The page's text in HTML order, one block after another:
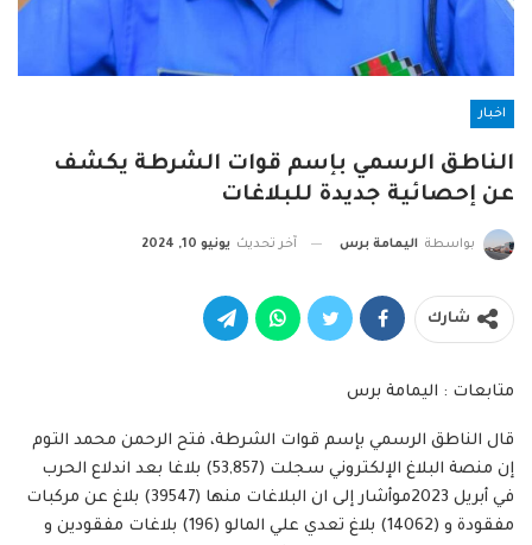
اخبار
الناطق الرسمي بإسم قوات الشرطة يكشف
عن إحصائية جديدة للبلاغات
بواسطة اليمامة برس آخر تحديث يونيو 10, 2024
شارك
متابعات : اليمامة برس
قال الناطق الرسمي بإسم قوات الشرطة، فتح الرحمن محمد التوم
إن منصة البلاغ الإلكتروني سجلت (53,857) بلاغا بعد اندلاع الحرب
في أبريل 2023موأشار إلى ان البلاغات منها (39547) بلاغ عن مركبات
مفقودة و (14062) بلاغ تعدي علي المالو (196) بلاغات مفقودين و